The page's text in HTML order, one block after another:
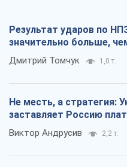
Результат ударов по
значительно больше,
Дмитрий Томчук 1,0 т.
Не месть, а стратегия:
заставляет Россию
Виктор Андрусив 2,2 т.